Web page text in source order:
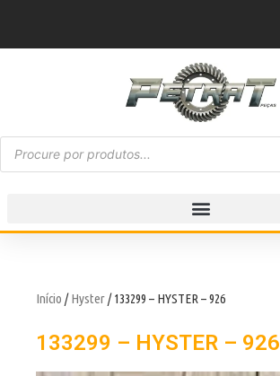
Início /Hyster/ 133299 – HYSTER – 926
133299 – HYSTER – 926